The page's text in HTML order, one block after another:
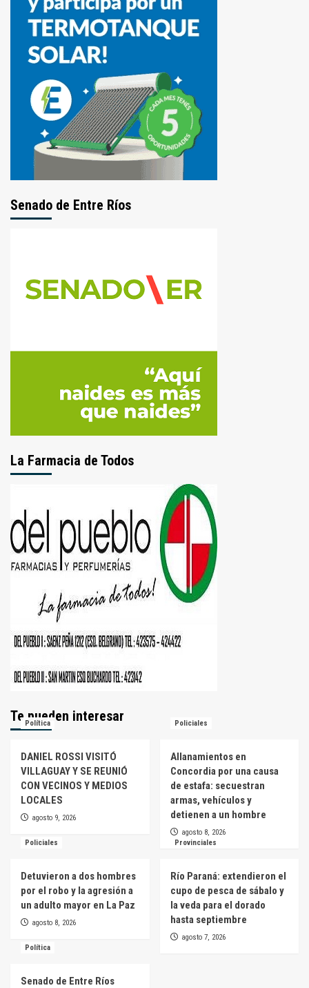
Senado de Entre Ríos
La Farmacia de Todos
Te pueden interesar
Política
DANIEL ROSSI VISITÓ
VILLAGUAY Y SE REUNIÓ
CON VECINOS Y MEDIOS
LOCALES
agosto 9, 2026
Policiales
Allanamientos en
Concordia por una causa
de estafa: secuestran
armas, vehículos y
detienen a un hombre
agosto 8, 2026
Policiales
Detuvieron a dos hombres
por el robo y la agresión a
un adulto mayor en La Paz
agosto 8, 2026
Provinciales
Río Paraná: extendieron el
cupo de pesca de sábalo y
la veda para el dorado
hasta septiembre
agosto 7, 2026
Política
Senado de Entre Ríos